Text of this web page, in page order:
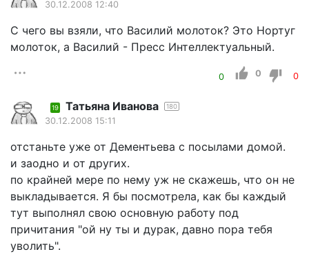
30.12.2008 12:40
С чего вы взяли, что Василий молоток? Это Нортуг
молоток, а Василий - Пресс Интеллектуальный.
0 0 0
19 Татьяна Иванова 180
30.12.2008 15:11
отстаньте уже от Дементьева с посылами домой.
и заодно и от других.
по крайней мере по нему уж не скажешь, что он не
выкладывается. Я бы посмотрела, как бы каждый
тут выполнял свою основную работу под
причитания "ой ну ты и дурак, давно пора тебя
уволить".